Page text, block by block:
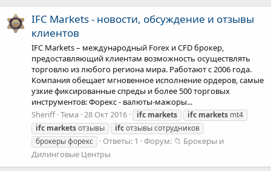
IFC Markets - новости, обсуждение и отзывы
клиентов
IFC Markets – международный Forex и CFD брокер,
предоставляющий клиентам возможность осуществлять
торговлю из любого региона мира. Работают с 2006 года.
Компания обещает мгновенное исполнение ордеров, самые
узкие фиксированные спреды и более 500 торговых
инструментов: Форекс - валюты-мажоры...
Sheriff Тема 28 Окт 2016 ifc markets ifc markets mt4
ifc marketsотзывы ifcотзывы сотрудников
брокеры форекс
Ответы: 1 Форум: 📁 Брокеры и
Дилинговые Центры